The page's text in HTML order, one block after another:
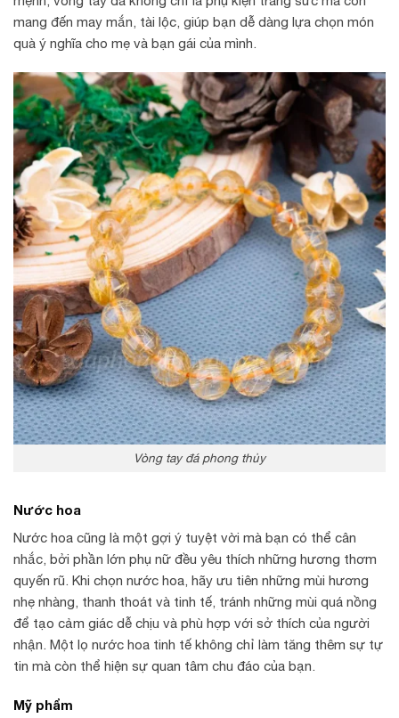
mang đến may mắn, tài lộc, giúp bạn dễ dàng lựa chọn món
quà ý nghĩa cho mẹ và bạn gái của mình.
Vòng tay đá phong thủy
Nước hoa
Nước hoa cũng là một gợi ý tuyệt vời mà bạn có thể cân
nhắc, bởi phần lớn phụ nữ đều yêu thích những hương thơm
quyến rũ. Khi chọn nước hoa, hãy ưu tiên những mùi hương
nhẹ nhàng, thanh thoát và tinh tế, tránh những mùi quá nồng
để tạo cảm giác dễ chịu và phù hợp với sở thích của người
nhận. Một lọ nước hoa tinh tế không chỉ làm tăng thêm sự tự
tin mà còn thể hiện sự quan tâm chu đáo của bạn.
Mỹ phẩm